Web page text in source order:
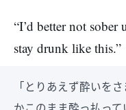
“I’d better not
stay drunk like this.”
「とりあえず酔いを